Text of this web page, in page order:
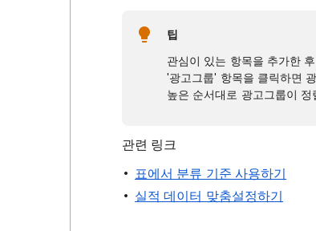
팁
관심이 있는 항목을 추가한
'광고그룹' 항목을 클릭하면
높은 순서대로 광고그룹이 정
관련 링크
표에서 분류 기준 사용하기
실적 데이터 맞춤설정하기